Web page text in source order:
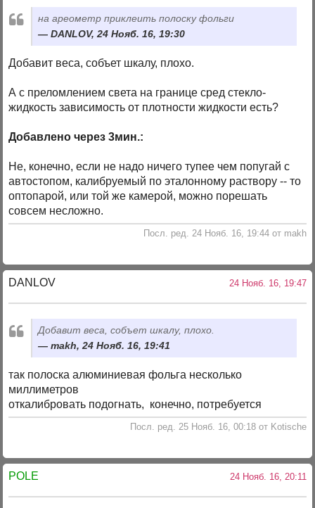
на ареометр приклеить полоску фольги
DANLOV, 24 Нояб. 16, 19:30
Добавит веса, собъет шкалу, плохо.
А с преломлением света на границе сред стекло-
жидкость зависимость от плотности жидкости есть?
Добавлено через 3мин.:
Не, конечно, если не надо ничего тупее чем попугай с
автостопом, калибруемый по эталонному раствору -- то
оптопарой, или той же камерой, можно порешать
совсем несложно.
Посл. ред. 24 Нояб. 16, 19:44 от makh
DANLOV 24 Нояб. 16, 19:47
Добавит веса, собъет шкалу, плохо.
makh, 24 Нояб. 16, 19:41
так полоска алюминиевая фольга несколько
миллиметров
откалибровать подогнать, конечно, потребуется
Посл. ред. 25 Нояб. 16, 00:18 от Kotische
POLE 24 Нояб. 16, 20:11